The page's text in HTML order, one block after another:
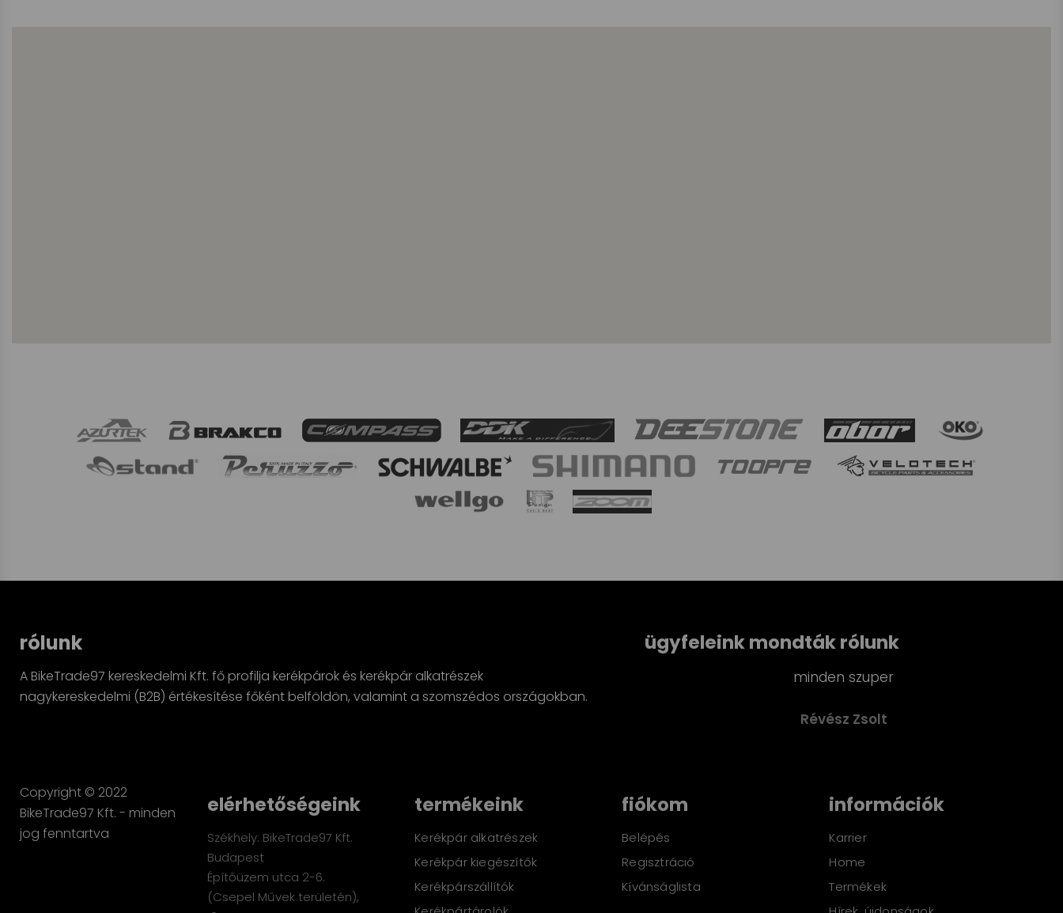
rólunk
A BikeTrade97 kereskedelmi Kft. fő profilja kerékpárok és kerékpár alkatrészek
nagykereskedelmi (B2B) értékesítése főként belföldön, valamint a szomszédos országokban.
ügyfeleink mondták rólunk
Copyright © 2022
BikeTrade97 Kft. - minden
jog fenntartva
elérhetőségeink
Székhely: BikeTrade97 Kft.
Budapest
Építőüzem utca 2-6.
(Csepel Művek területén),
termékeink
Kerékpár alkatrészek
Kerékpár kiegészítők
Kerékpárszállítók
fiókom
Belépés
Regisztráció
Kívánságlista
információk
Karrier
Home
Termékek